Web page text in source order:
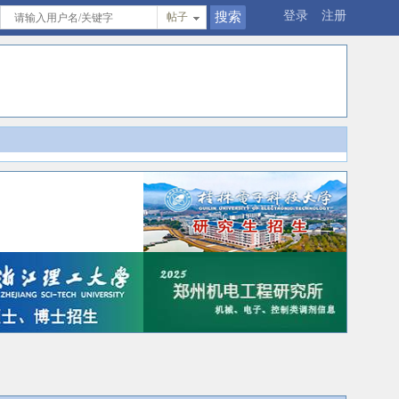
登录 注册
帖子